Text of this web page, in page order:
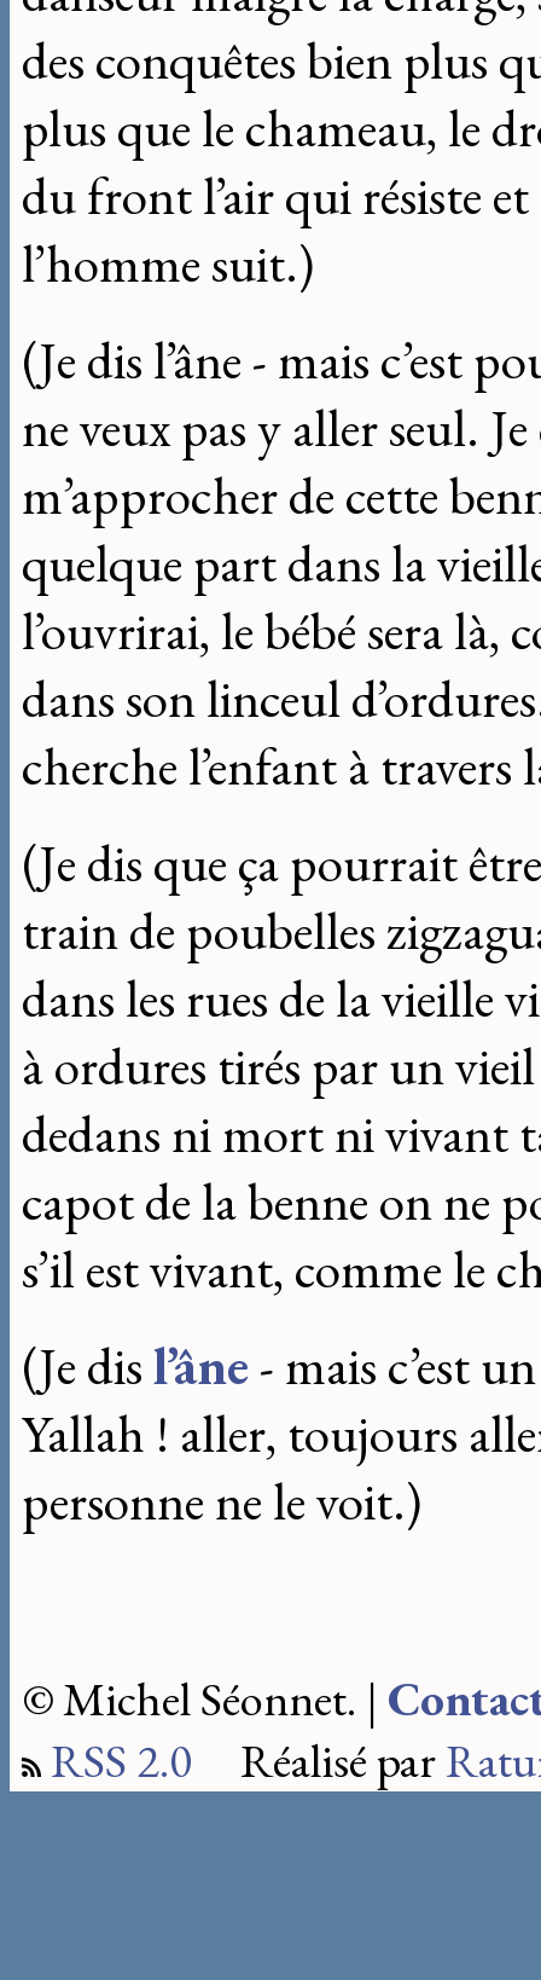
des conquêtes bien plus
plus que le chameau, le
du front l’air qui résiste
l’homme suit.)
(Je dis l’âne - mais c’est
ne veux pas y aller seul.
m’approcher de cette
quelque part dans la
l’ouvrirai, le bébé sera
dans son linceul
cherche l’enfant à travers
(Je dis que ça pourrait
train de poubelles
dans les rues de la vieille
à ordures tirés par un vieil
dedans ni mort ni vivant
capot de la benne on ne
s’il est vivant, comme le
(Je disl’âne- mais c’est
Yallah ! aller, toujours
personne ne le voit.)
© Michel Séonnet. |
RSS 2.0 Réalisé par